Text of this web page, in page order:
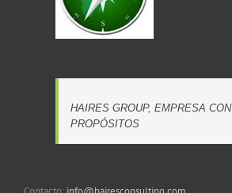
HAIRES GROUP, EMPRESA CON
PROPÓSITOS